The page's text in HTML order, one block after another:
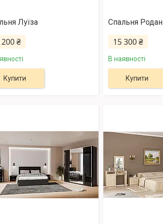
Луїза
₴
Купити
Спальня Родан
15 300 ₴
В наявності
Купити